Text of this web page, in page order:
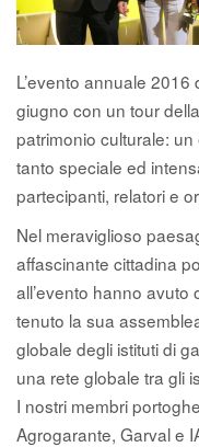
L’evento annuale
giugno con un tour
patrimonio culturale:
tanto speciale ed
partecipanti, relatori e
Nel meraviglioso
affascinante cittadina
all’evento hanno avuto
tenuto la sua
globale degli istituti di
una rete globale tra gli
I nostri membri
Agrogarante, Garval e